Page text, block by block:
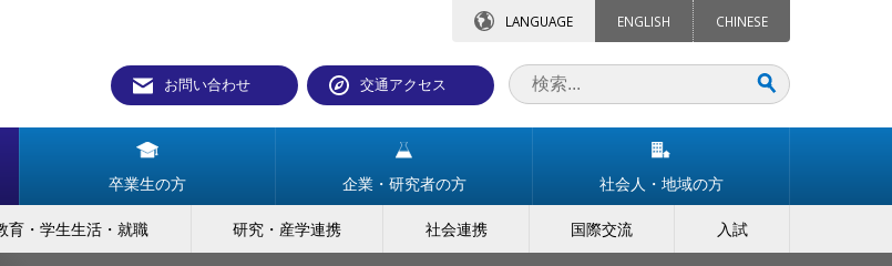
LANGUAGE ENGLISH CHINESE
お問い合わせ 交通アクセス
卒業生の方 企業・研究者の方 社会人・地域の方
育・学生生活・就職 研究・産学連携 社会連携 国際交流 入試